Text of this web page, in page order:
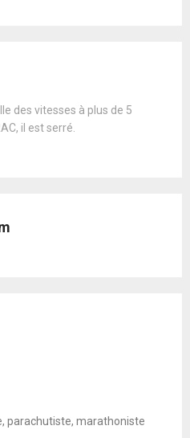
des vitesses à plus de 5
il est serré.
parachutiste, marathoniste